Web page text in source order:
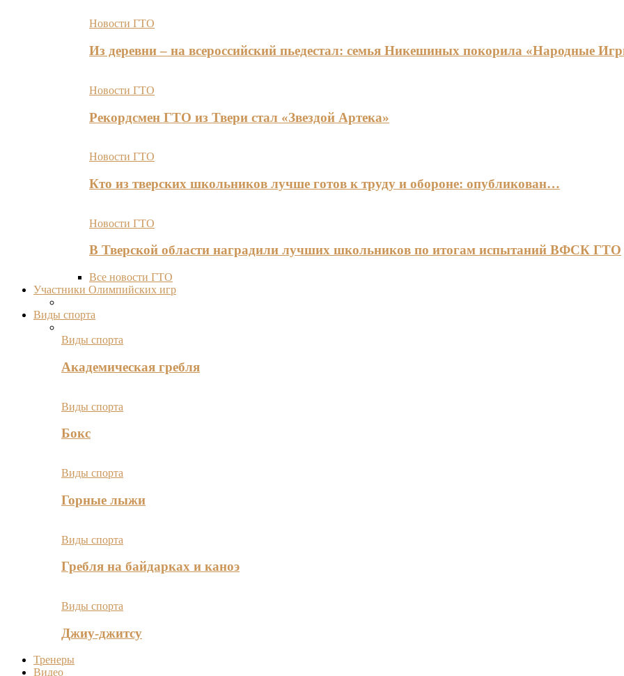
Новости ГТО
Из деревни – на всероссийский пьедестал: семья Никешиных покорила «Народные
Новости ГТО
Рекордсмен ГТО из Твери стал «Звездой Артека»
Новости ГТО
Кто из тверских школьников лучше готов к труду и обороне: опубликован…
Новости ГТО
В Тверской области наградили лучших школьников по итогам испытаний ВФСК ГТО
Все новости ГТО
Участники Олимпийских игр
Виды спорта
Виды спорта
Академическая гребля
Виды спорта
Бокс
Виды спорта
Горные лыжи
Виды спорта
Гребля на байдарках и каноэ
Виды спорта
Джиу-джитсу
Тренеры
Видео